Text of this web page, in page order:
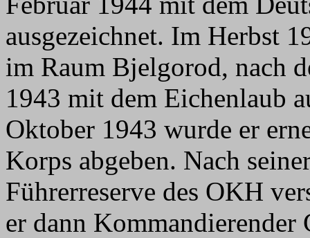
ausgezeichnet. Im Herbst
im Raum Bjelgorod, nach
1943 mit dem Eichenlaub
Oktober 1943 wurde er
Korps abgeben. Nach
Führerreserve des OKH
er dann Kommandierender